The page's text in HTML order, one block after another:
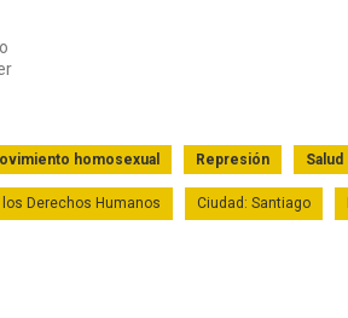
homosexual Represión Salud
Derechos Humanos Ciudad: Santiago